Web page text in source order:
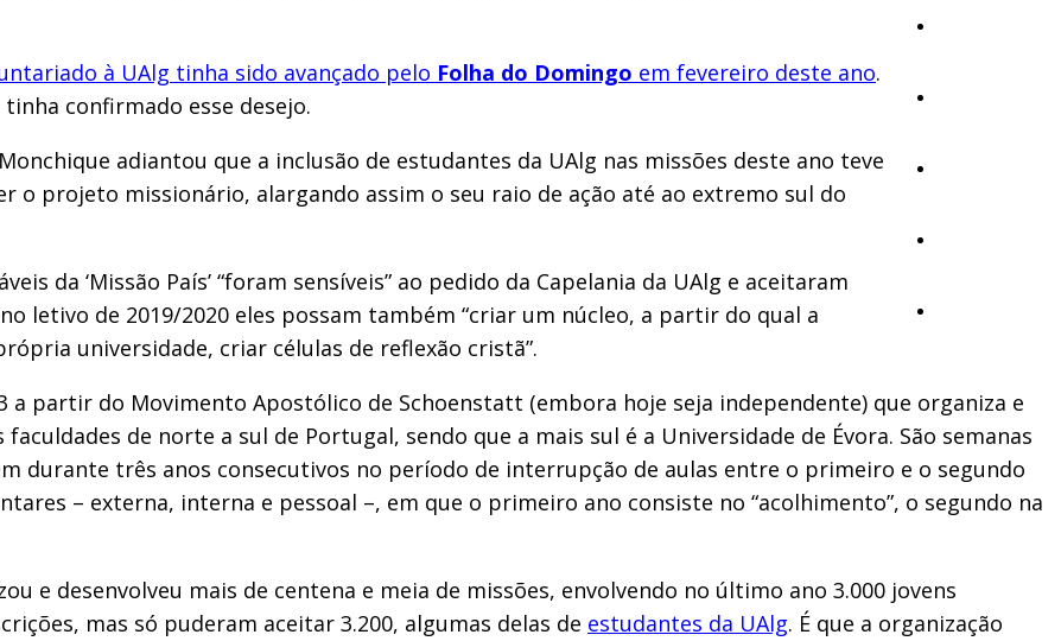
à UAlg tinha sido avançado pelo Folha do Domingo em fevereiro deste ano.
confirmado esse desejo.
adiantou que a inclusão de estudantes da UAlg nas missões deste ano teve
o projeto missionário, alargando assim o seu raio de ação até ao extremo sul do
da ‘Missão País’ “foram sensíveis” ao pedido da Capelania da UAlg e aceitaram
letivo de 2019/2020 eles possam também “criar um núcleo, a partir do qual a
universidade, criar células de reflexão cristã”.
a partir do Movimento Apostólico de Schoenstatt (embora hoje seja independente) que organiza e
de norte a sul de Portugal, sendo que a mais sul é a Universidade de Évora. São semanas
durante três anos consecutivos no período de interrupção de aulas entre o primeiro e o segundo
– externa, interna e pessoal –, em que o primeiro ano consiste no “acolhimento”, o segundo na
e desenvolveu mais de centena e meia de missões, envolvendo no último ano 3.000 jovens
mas só puderam aceitar 3.200, algumas delas de estudantes da UAlg. É que a organização